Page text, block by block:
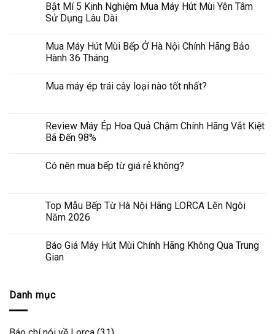
Bật Mí 5 Kinh Nghiệm Mua Máy Hút Mùi Yên Tâm
Sử Dụng Lâu Dài
Mua Máy Hút Mùi Bếp Ở Hà Nội Chính Hãng Bảo
Hành 36 Tháng
Mua máy ép trái cây loại nào tốt nhất?
Review Máy Ép Hoa Quả Chậm Chính Hãng Vắt Kiệt
Bã Đến 98%
Có nên mua bếp từ giá rẻ không?
Top Mẫu Bếp Từ Hà Nội Hãng LORCA Lên Ngôi
Năm 2026
Báo Giá Máy Hút Mùi Chính Hãng Không Qua Trung
Gian
Danh mục